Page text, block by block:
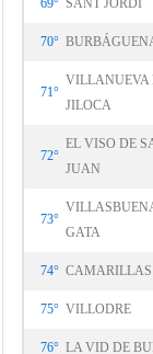
69° SANT JORDI
70°
71°
VILLANUEVA
JILOCA
72°
EL VISO DE
JUAN
73°
GATA
74° CAMARILLAS
75° VILLODRE
76° LA VID DE